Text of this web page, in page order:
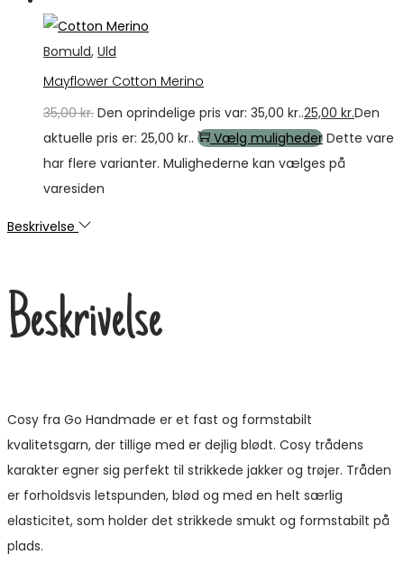
Bomuld, Uld
Mayflower Cotton Merino
35,00kr. Den oprindelige pris var: 35,00 kr..25,00 kr.Den
aktuelle pris er: 25,00 kr..
Vælg muligheder Dette vare
har flere varianter. Mulighederne kan vælges på
varesiden
Beskrivelse
Beskrivelse
Cosy fra Go Handmade er et fast og formstabilt
kvalitetsgarn, der tillige med er dejlig blødt. Cosy trådens
karakter egner sig perfekt til strikkede jakker og trøjer. Tråden
er forholdsvis letspunden, blød og med en helt særlig
elasticitet, som holder det strikkede smukt og formstabilt på
plads.